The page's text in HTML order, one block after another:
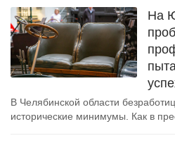
На
В Челябинской области
исторические минимумы. Как в